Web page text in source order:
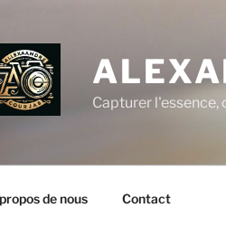
Capturer l'essence,
de nous Contact